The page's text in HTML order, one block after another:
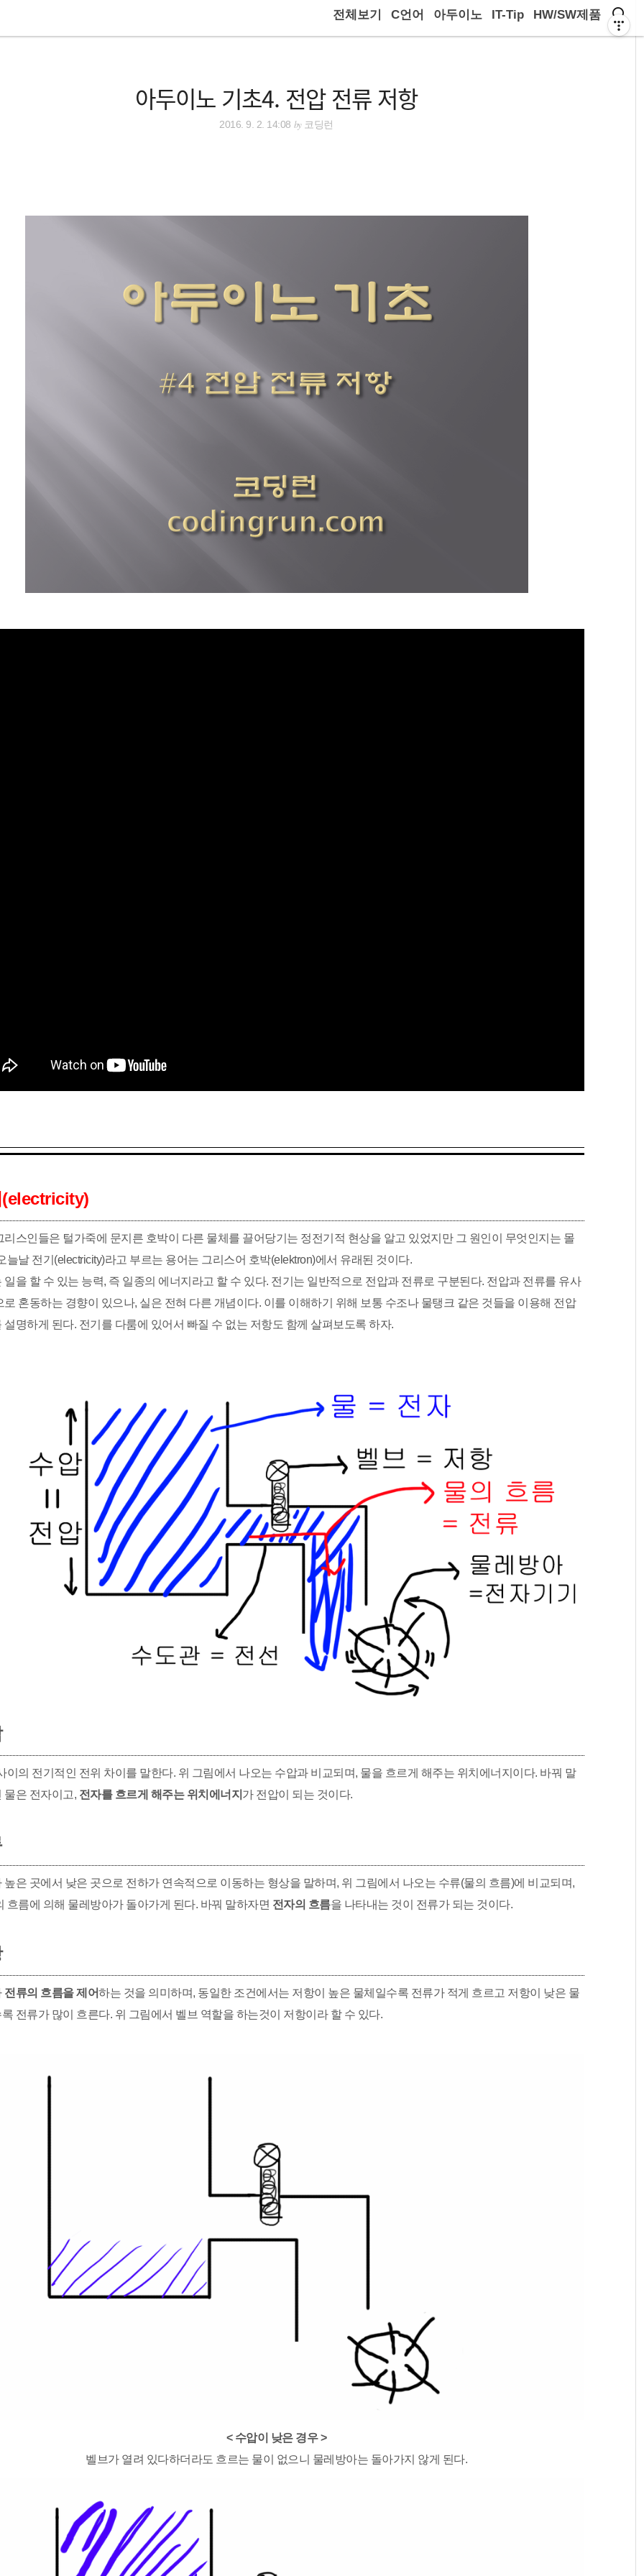
전체보기 C언어 아두이노 IT-Tip HW/SW제품
아두이노 기초4. 전압 전류 저항
2016. 9. 2. 14:08 by코딩런
리스인들은 털가죽에 문지른 호박이 다른 물체를 끌어당기는 정전기적 현상을 알고 있었지만 그 원인이 무엇인지는 몰
늘날 전기(electricity)라고 부르는 용어는 그리스어 호박(elektron)에서 유래된 것이다.
일을 할 수 있는 능력, 즉 일종의 에너지라고 할 수 있다. 전기는 일반적으로 전압과 전류로 구분된다. 전압과 전류를 유사
로 혼동하는 경향이 있으나, 실은 전혀 다른 개념이다. 이를 이해하기 위해 보통 수조나 물탱크 같은 것들을 이용해 전압
설명하게 된다. 전기를 다룸에 있어서 빠질 수 없는 저항도 함께 살펴보도록 하자.
이의 전기적인 전위 차이를 말한다. 위 그림에서 나오는 수압과 비교되며, 물을 흐르게 해주는 위치에너지이다. 바꿔 말
물은 전자이고, 전자를 흐르게 해주는 위치에너지 가 전압이 되는 것이다.
높은 곳에서 낮은 곳으로 전하가 연속적으로 이동하는 형상을 말하며, 위 그림에서 나오는 수류(물의 흐름)에 비교되며,
흐름에 의해 물레방아가 돌아가게 된다. 바꿔 말하자면 전자의 흐름을 나타내는 것이 전류가 되는 것이다.
전류의 흐름을 제어하는 것을 의미하며, 동일한 조건에서는 저항이 높은 물체일수록 전류가 적게 흐르고 저항이 낮은 물
전류가 많이 흐른다. 위 그림에서 벨브 역할을 하는것이 저항이라 할 수 있다.
< 수압이 낮은 경우 >
벨브가 열려 있다하더라도 흐르는 물이 없으니 물레방아는 돌아가지 않게 된다.